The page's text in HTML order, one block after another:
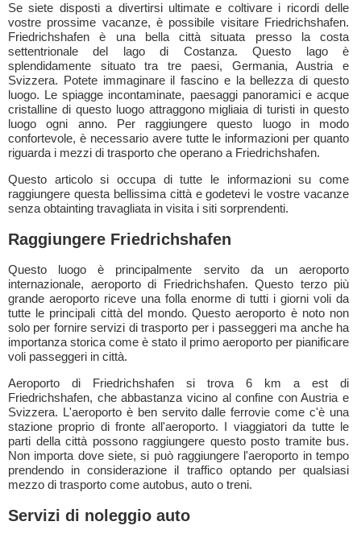
Se siete disposti a divertirsi ultimate e coltivare i ricordi delle
vostre prossime vacanze, è possibile visitare Friedrichshafen.
Friedrichshafen è una bella città situata presso la costa
settentrionale del lago di Costanza. Questo lago è
splendidamente situato tra tre paesi, Germania, Austria e
Svizzera. Potete immaginare il fascino e la bellezza di questo
luogo. Le spiagge incontaminate, paesaggi panoramici e acque
cristalline di questo luogo attraggono migliaia di turisti in questo
luogo ogni anno. Per raggiungere questo luogo in modo
confortevole, è necessario avere tutte le informazioni per quanto
riguarda i mezzi di trasporto che operano a Friedrichshafen.
Questo articolo si occupa di tutte le informazioni su come
raggiungere questa bellissima città e godetevi le vostre vacanze
senza obtainting travagliata in visita i siti sorprendenti.
Raggiungere Friedrichshafen
Questo luogo è principalmente servito da un aeroporto
internazionale, aeroporto di Friedrichshafen. Questo terzo più
grande aeroporto riceve una folla enorme di tutti i giorni voli da
tutte le principali città del mondo. Questo aeroporto è noto non
solo per fornire servizi di trasporto per i passeggeri ma anche ha
importanza storica come è stato il primo aeroporto per pianificare
voli passeggeri in città.
Aeroporto di Friedrichshafen si trova 6 km a est di
Friedrichshafen, che abbastanza vicino al confine con Austria e
Svizzera. L'aeroporto è ben servito dalle ferrovie come c'è una
stazione proprio di fronte all'aeroporto. I viaggiatori da tutte le
parti della città possono raggiungere questo posto tramite bus.
Non importa dove siete, si può raggiungere l'aeroporto in tempo
prendendo in considerazione il traffico optando per qualsiasi
mezzo di trasporto come autobus, auto o treni.
Servizi di noleggio auto